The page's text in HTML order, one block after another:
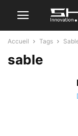
Accueil Tags
sable